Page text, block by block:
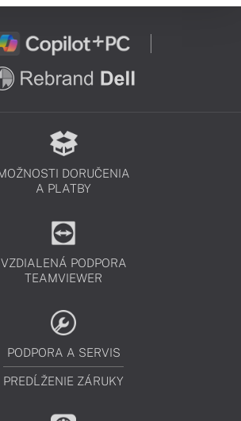
DORUČENIA
A PLATBY
VZDIALENÁ PODPORA
TEAMVIEWER
PODPORA A SERVIS
PREDĹŽENIE ZÁRUKY